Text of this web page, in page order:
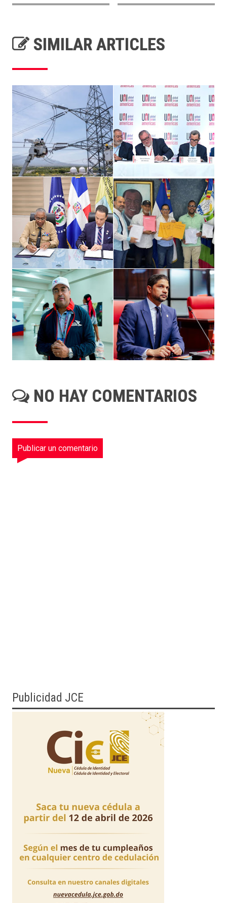
SIMILAR ARTICLES
NO HAY COMENTARIOS
Publicar un comentario
Publicidad JCE